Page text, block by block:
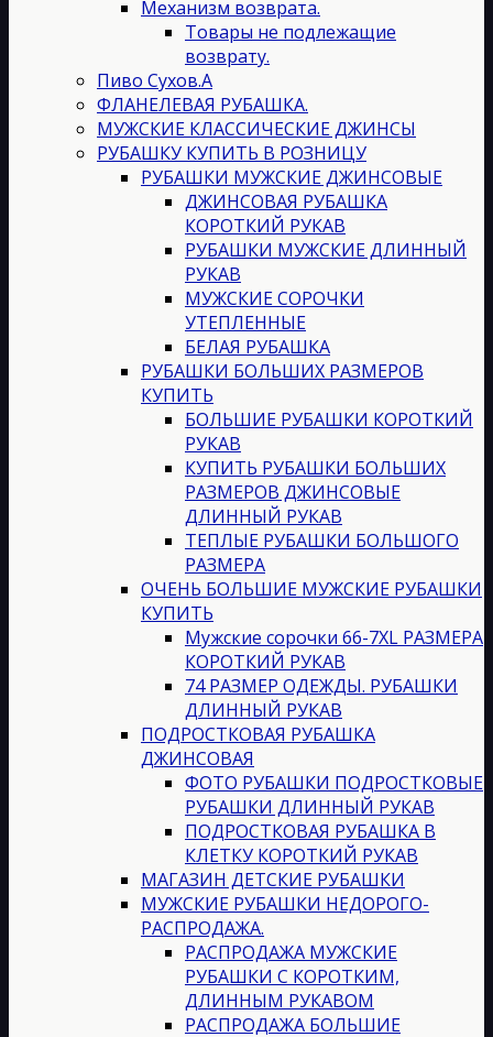
Механизм возврата.
Товары не подлежащие
возврату.
Пиво Сухов.А
ФЛАНЕЛЕВАЯ РУБАШКА.
МУЖСКИЕ КЛАССИЧЕСКИЕ ДЖИНСЫ
РУБАШКУ КУПИТЬ В РОЗНИЦУ
РУБАШКИ МУЖСКИЕ ДЖИНСОВЫЕ
ДЖИНСОВАЯ РУБАШКА
КОРОТКИЙ РУКАВ
РУБАШКИ МУЖСКИЕ ДЛИННЫЙ
РУКАВ
МУЖСКИЕ СОРОЧКИ
УТЕПЛЕННЫЕ
БЕЛАЯ РУБАШКА
РУБАШКИ БОЛЬШИХ РАЗМЕРОВ
КУПИТЬ
БОЛЬШИЕ РУБАШКИ КОРОТКИЙ
РУКАВ
КУПИТЬ РУБАШКИ БОЛЬШИХ
РАЗМЕРОВ ДЖИНСОВЫЕ
ДЛИННЫЙ РУКАВ
ТЕПЛЫЕ РУБАШКИ БОЛЬШОГО
РАЗМЕРА
ОЧЕНЬ БОЛЬШИЕ МУЖСКИЕ РУБАШКИ
КУПИТЬ
Мужские сорочки 66-7XL РАЗМЕРА
КОРОТКИЙ РУКАВ
74 РАЗМЕР ОДЕЖДЫ. РУБАШКИ
ДЛИННЫЙ РУКАВ
ПОДРОСТКОВАЯ РУБАШКА
ДЖИНСОВАЯ
ФОТО РУБАШКИ ПОДРОСТКОВЫЕ
РУБАШКИ ДЛИННЫЙ РУКАВ
ПОДРОСТКОВАЯ РУБАШКА В
КЛЕТКУ КОРОТКИЙ РУКАВ
МАГАЗИН ДЕТСКИЕ РУБАШКИ
МУЖСКИЕ РУБАШКИ НЕДОРОГО-
РАСПРОДАЖА.
РАСПРОДАЖА МУЖСКИЕ
РУБАШКИ С КОРОТКИМ,
ДЛИННЫМ РУКАВОМ
РАСПРОДАЖА БОЛЬШИЕ